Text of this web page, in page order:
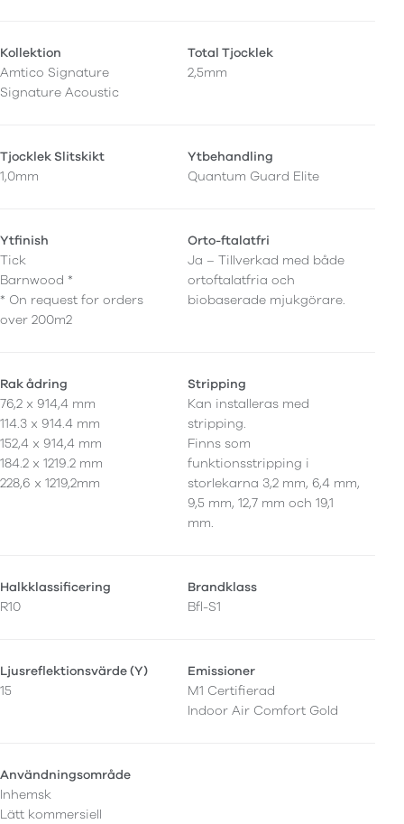
Kollektion
Amtico Signature
Signature Acoustic
Total Tjocklek
2,5mm
Tjocklek Slitskikt
1,0mm
Ytbehandling
Quantum Guard Elite
Ytfinish
Tick
Barnwood *
* On request for orders
over 200m2
Orto-ftalatfri
Ja – Tillverkad med både
ortoftalatfria och
biobaserade mjukgörare.
Rak ådring
76,2 x 914,4 mm
114.3 x 914.4 mm
152,4 x 914,4 mm
184.2 x 1219.2 mm
228,6 x 1219,2mm
Stripping
Kan installeras med
stripping.
Finns som
funktionsstripping i
storlekarna 3,2 mm, 6,4 mm,
9,5 mm, 12,7 mm och 19,1
mm.
Halkklassificering
R10
Brandklass
Bfl-S1
Ljusreflektionsvärde (Y)
15
Emissioner
M1 Certifierad
Indoor Air Comfort Gold
Användningsområde
Inhemsk
Lätt kommersiell